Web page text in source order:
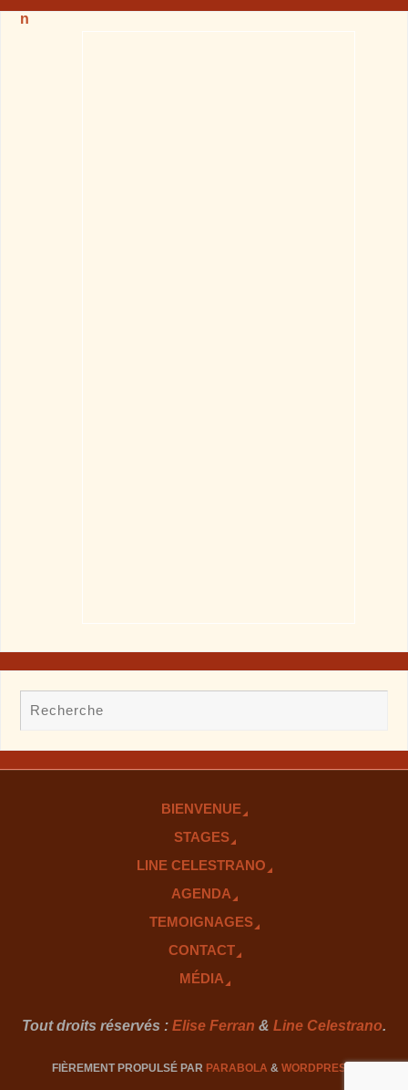
BIENVENUE
STAGES
LINE CELESTRANO
AGENDA
TEMOIGNAGES
CONTACT
MÉDIA
Tout droits réservés : Elise Ferran & Line Celestrano.
FIÈREMENT PROPULSÉ PAR PARABOLA & WORDPRESS.